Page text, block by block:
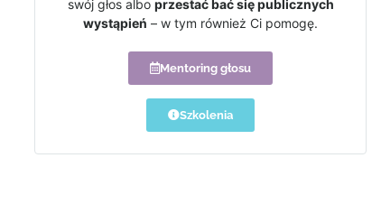
swój głos albo przestać bać się publicznych
wystąpień – w tym również Ci pomogę.
Mentoring głosu
Szkolenia